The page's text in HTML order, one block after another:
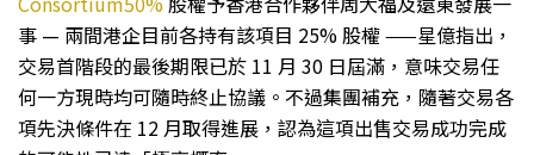
事 — 兩間港企目前各持有該項目 25% 股權 ——星億指出，
交易首階段的最後期限已於 11 月 30 日屆滿，意味交易任
何一方現時均可隨時終止協議。不過集團補充，隨著交易各
項先決條件在 12 月取得進展，認為這項出售交易成功完成